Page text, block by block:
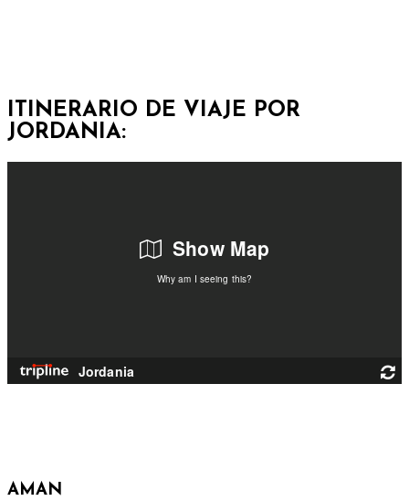
ITINERARIO DE VIAJE POR
JORDANIA:
AMAN